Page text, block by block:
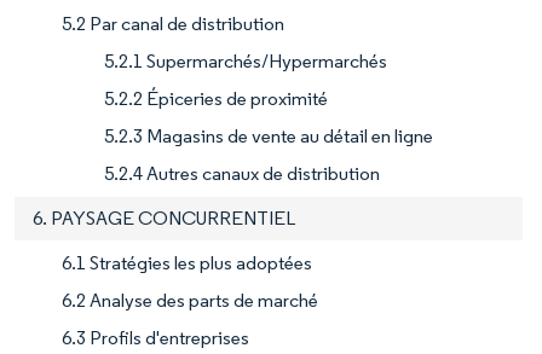
5.2 Par canal de distribution
5.2.1 Supermarchés/Hypermarchés
5.2.2 Épiceries de proximité
5.2.3 Magasins de vente au détail en ligne
5.2.4 Autres canaux de distribution
6. PAYSAGE CONCURRENTIEL
6.1 Stratégies les plus adoptées
6.2 Analyse des parts de marché
6.3 Profils d'entreprises